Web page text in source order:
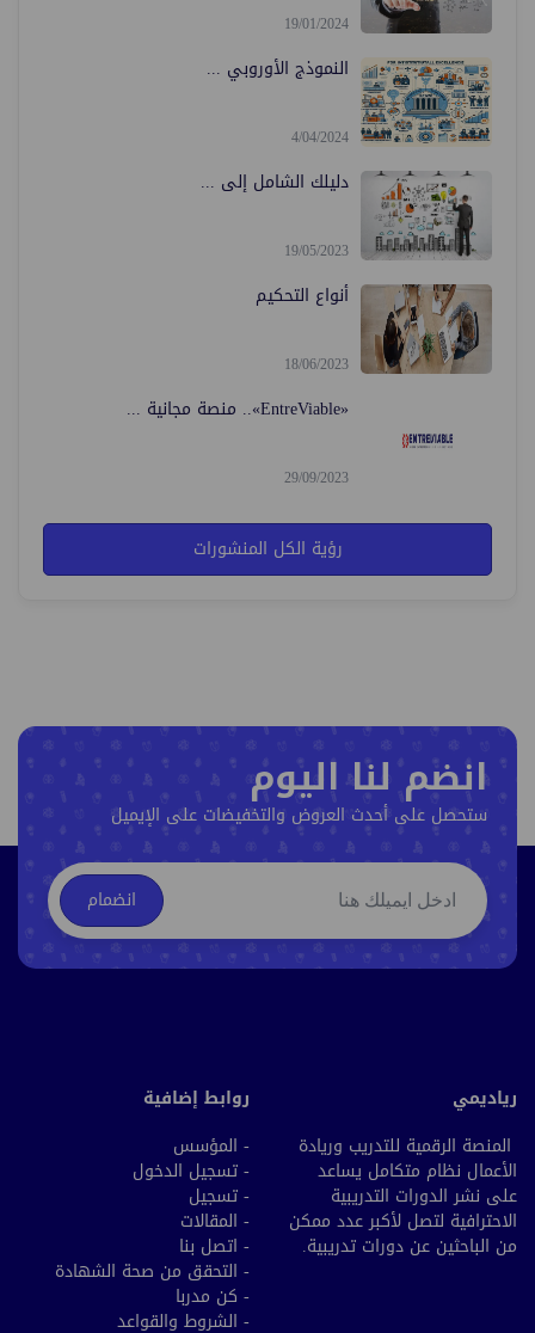
19/01/2024
النموذج الأوروبي ...
4/04/2024
دليلك الشامل إلى ...
19/05/2023
أنواع التحكيم
18/06/2023
«EntreViable».. منصة مجانية ...
29/09/2023
رؤية الكل المنشورات
انضم لنا اليوم
ستحصل على أحدث العروض والتخفيضات على الإيميل
انضمام
رياديمي
المنصة الرقمية للتدريب وريادة
الأعمال نظام متكامل يساعد
على نشر الدورات التدريبية
الاحترافية لتصل لأكبر عدد ممكن
من الباحثين عن دورات تدريبية.
روابط إضافية
- المؤسس
- تسجيل الدخول
- تسجيل
- المقالات
- اتصل بنا
- التحقق من صحة الشهادة
- كن مدربا
- الشروط والقواعد